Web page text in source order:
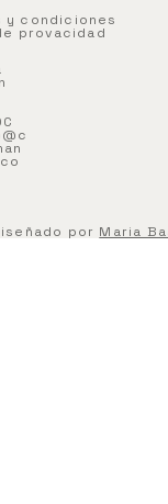
y condiciones
provacidad
por Maria